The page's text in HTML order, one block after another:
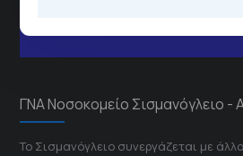
ΓΝΑ Νοσοκομείο Σισμανόγλειο -
Το Σισμανόγλειο συνεργάζεται με